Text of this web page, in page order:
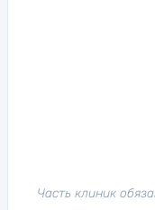
Часть клиник